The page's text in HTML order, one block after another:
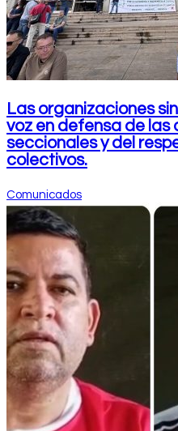
Las organizaciones
voz en defensa de las
seccionales y del
colectivos.
Comunicados